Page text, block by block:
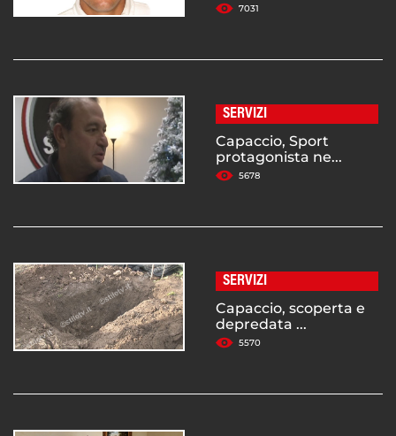
7031
SERVIZI
Capaccio, Sport
protagonista ne...
5678
SERVIZI
Capaccio, scoperta e
depredata ...
5570